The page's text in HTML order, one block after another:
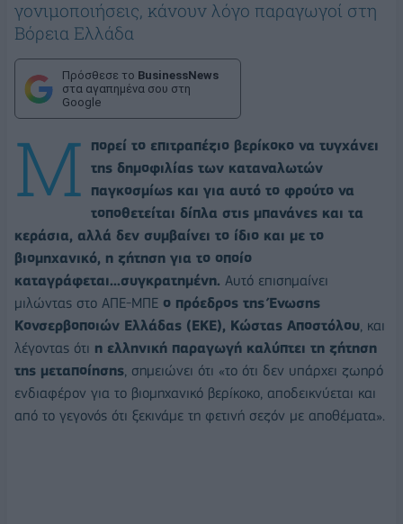
γονιμοποιήσεις, κάνουν λόγο παραγωγοί στη
Βόρεια Ελλάδα
Πρόσθεσε το BusinessNews
στα αγαπημένα σου στη
Google
Μ
πορεί το επιτραπέζιο βερίκοκο να τυγχάνει
της δημοφιλίας των καταναλωτών
παγκοσμίως και για αυτό το φρούτο να
τοποθετείται δίπλα στις μπανάνες και τα
κεράσια, αλλά δεν συμβαίνει το ίδιο και με το
βιομηχανικό, η ζήτηση για το οποίο
καταγράφεται...συγκρατημένη. Αυτό επισημαίνει
μιλώντας στο ΑΠΕ-ΜΠΕ ο πρόεδρος της Ένωσης
Κονσερβοποιών Ελλάδας (ΕΚΕ), Κώστας Αποστόλου, και
λέγοντας ότι η ελληνική παραγωγή καλύπτει τη ζήτηση
της μεταποίησης, σημειώνει ότι «το ότι δεν υπάρχει ζωηρό
ενδιαφέρον για το βιομηχανικό βερίκοκο, αποδεικνύεται και
από το γεγονός ότι ξεκινάμε τη φετινή σεζόν με αποθέματα».